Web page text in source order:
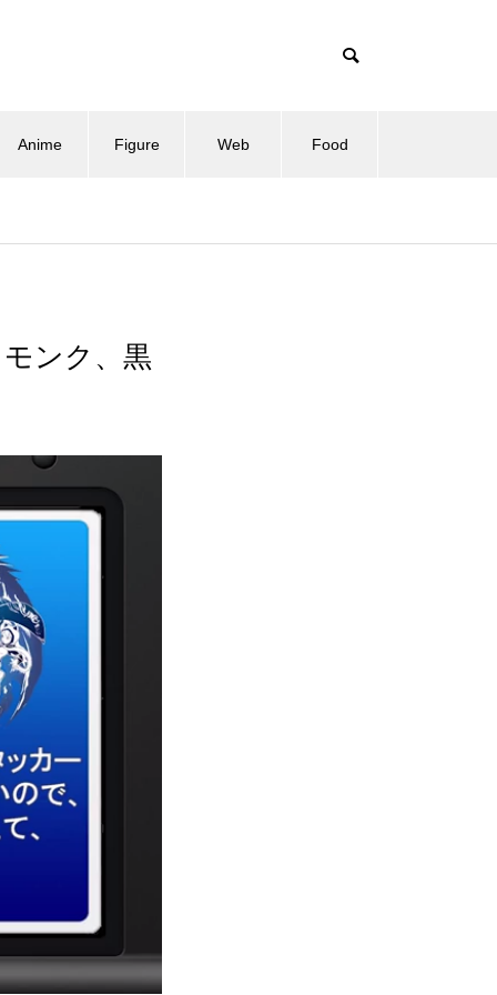
Anime Figure Web Food
ンク、黒